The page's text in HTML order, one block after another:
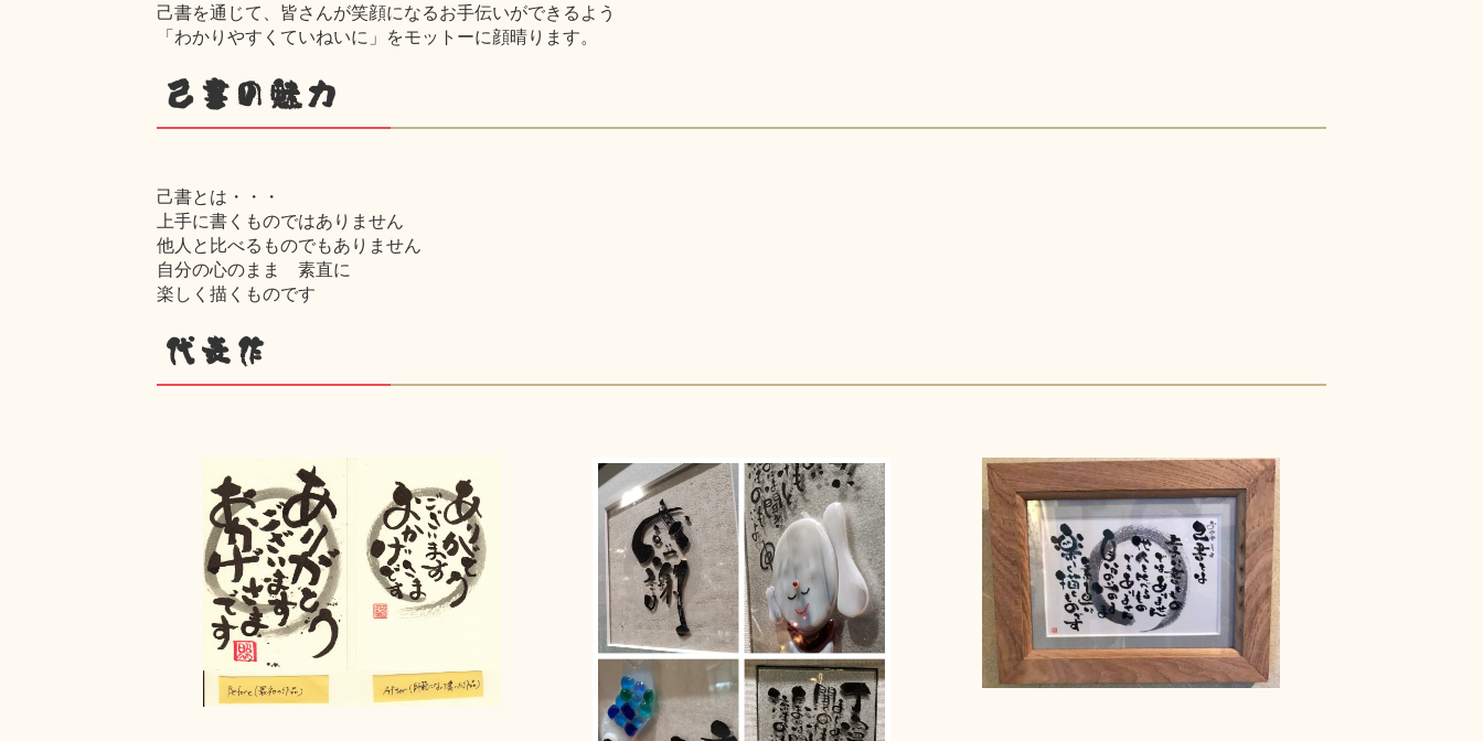
己書を通じて、皆さんが笑顔になるお手伝いができるよう
「わかりやすくていねいに」をモットーに顔晴ります。
己書の魅力
己書とは・・・
上手に書くものではありません
他人と比べるものでもありません
自分の心のまま 素直に
楽しく描くものです
代表作